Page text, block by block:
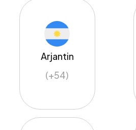
Arjantin
(+54)